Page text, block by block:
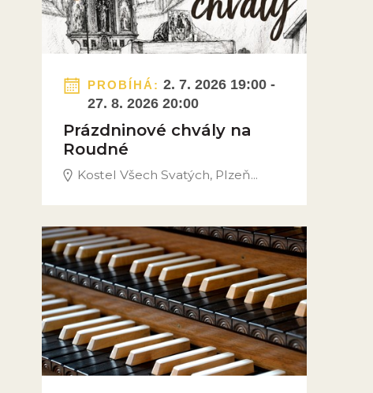
PROBÍHÁ: 2. 7. 2026 19:00 -
27. 8. 2026 20:00
Prázdninové chvály na
Roudné
Kostel Všech Svatých, Plzeň...
Obrázek novinky